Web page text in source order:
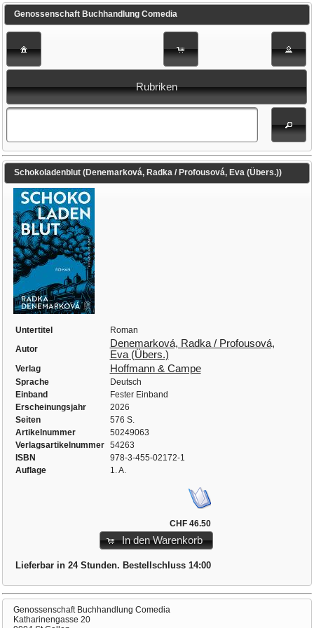
Genossenschaft Buchhandlung Comedia
Rubriken
Schokoladenblut (Denemarková, Radka / Profousová, Eva (Übers.))
Untertitel
Roman
Autor
Denemarková, Radka / Profousová,
Eva (Übers.)
Verlag Hoffmann & Campe
Sprache
Deutsch
Einband
Fester Einband
Erscheinungsjahr
2026
Seiten
576 S.
Artikelnummer
50249063
Verlagsartikelnummer
54263
ISBN
978-3-455-02172-1
Auflage
1. A.
CHF 46.50
In den Warenkorb
Lieferbar in 24 Stunden. Bestellschluss 14:00
Genossenschaft Buchhandlung Comedia
Katharinengasse 20